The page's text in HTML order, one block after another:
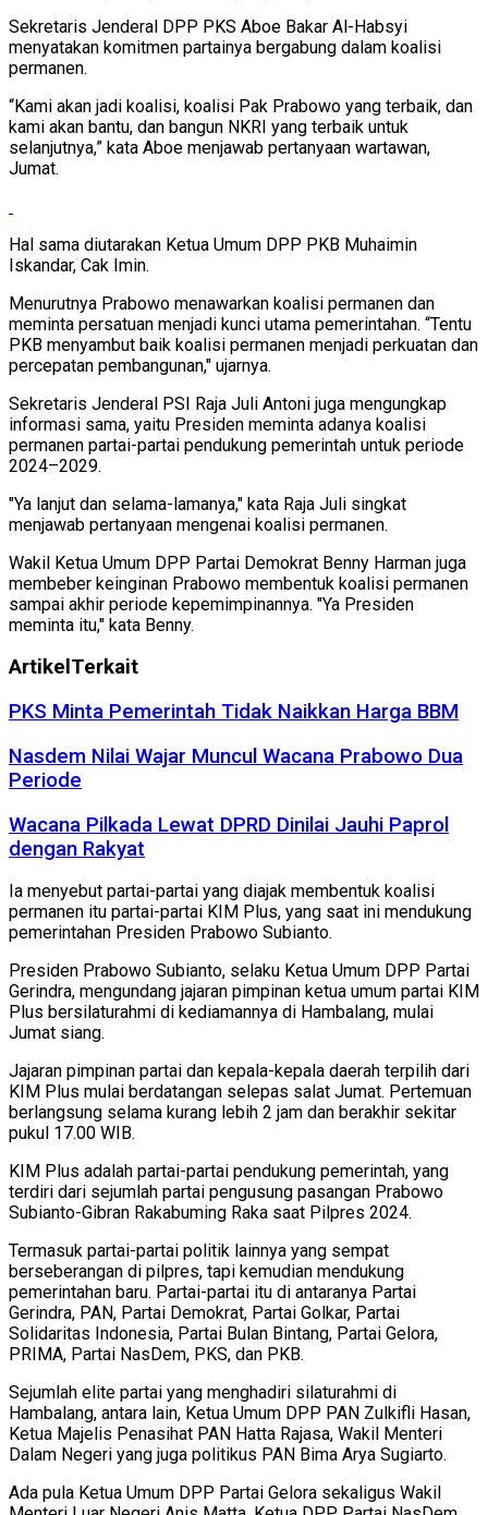
Sekretaris Jenderal DPP PKS Aboe Bakar Al-Habsyi
menyatakan komitmen partainya bergabung dalam koalisi
permanen.
“Kami akan jadi koalisi, koalisi Pak Prabowo yang terbaik, dan
kami akan bantu, dan bangun NKRI yang terbaik untuk
selanjutnya,” kata Aboe menjawab pertanyaan wartawan,
Jumat.
Hal sama diutarakan Ketua Umum DPP PKB Muhaimin
Iskandar, Cak Imin.
Menurutnya Prabowo menawarkan koalisi permanen dan
meminta persatuan menjadi kunci utama pemerintahan. “Tentu
PKB menyambut baik koalisi permanen menjadi perkuatan dan
percepatan pembangunan," ujarnya.
Sekretaris Jenderal PSI Raja Juli Antoni juga mengungkap
informasi sama, yaitu Presiden meminta adanya koalisi
permanen partai-partai pendukung pemerintah untuk periode
2024–2029.
"Ya lanjut dan selama-lamanya," kata Raja Juli singkat
menjawab pertanyaan mengenai koalisi permanen.
Wakil Ketua Umum DPP Partai Demokrat Benny Harman juga
membeber keinginan Prabowo membentuk koalisi permanen
sampai akhir periode kepemimpinannya. "Ya Presiden
meminta itu," kata Benny.
Artikel Terkait
PKS Minta Pemerintah Tidak Naikkan Harga BBM
Nasdem Nilai Wajar Muncul Wacana Prabowo Dua
Periode
Wacana Pilkada Lewat DPRD Dinilai Jauhi Paprol
dengan Rakyat
Ia menyebut partai-partai yang diajak membentuk koalisi
permanen itu partai-partai KIM Plus, yang saat ini mendukung
pemerintahan Presiden Prabowo Subianto.
Presiden Prabowo Subianto, selaku Ketua Umum DPP Partai
Gerindra, mengundang jajaran pimpinan ketua umum partai KIM
Plus bersilaturahmi di kediamannya di Hambalang, mulai
Jumat siang.
Jajaran pimpinan partai dan kepala-kepala daerah terpilih dari
KIM Plus mulai berdatangan selepas salat Jumat. Pertemuan
berlangsung selama kurang lebih 2 jam dan berakhir sekitar
pukul 17.00 WIB.
KIM Plus adalah partai-partai pendukung pemerintah, yang
terdiri dari sejumlah partai pengusung pasangan Prabowo
Subianto-Gibran Rakabuming Raka saat Pilpres 2024.
Termasuk partai-partai politik lainnya yang sempat
berseberangan di pilpres, tapi kemudian mendukung
pemerintahan baru. Partai-partai itu di antaranya Partai
Gerindra, PAN, Partai Demokrat, Partai Golkar, Partai
Solidaritas Indonesia, Partai Bulan Bintang, Partai Gelora,
PRIMA, Partai NasDem, PKS, dan PKB.
Sejumlah elite partai yang menghadiri silaturahmi di
Hambalang, antara lain, Ketua Umum DPP PAN Zulkifli Hasan,
Ketua Majelis Penasihat PAN Hatta Rajasa, Wakil Menteri
Dalam Negeri yang juga politikus PAN Bima Arya Sugiarto.
Ada pula Ketua Umum DPP Partai Gelora sekaligus Wakil